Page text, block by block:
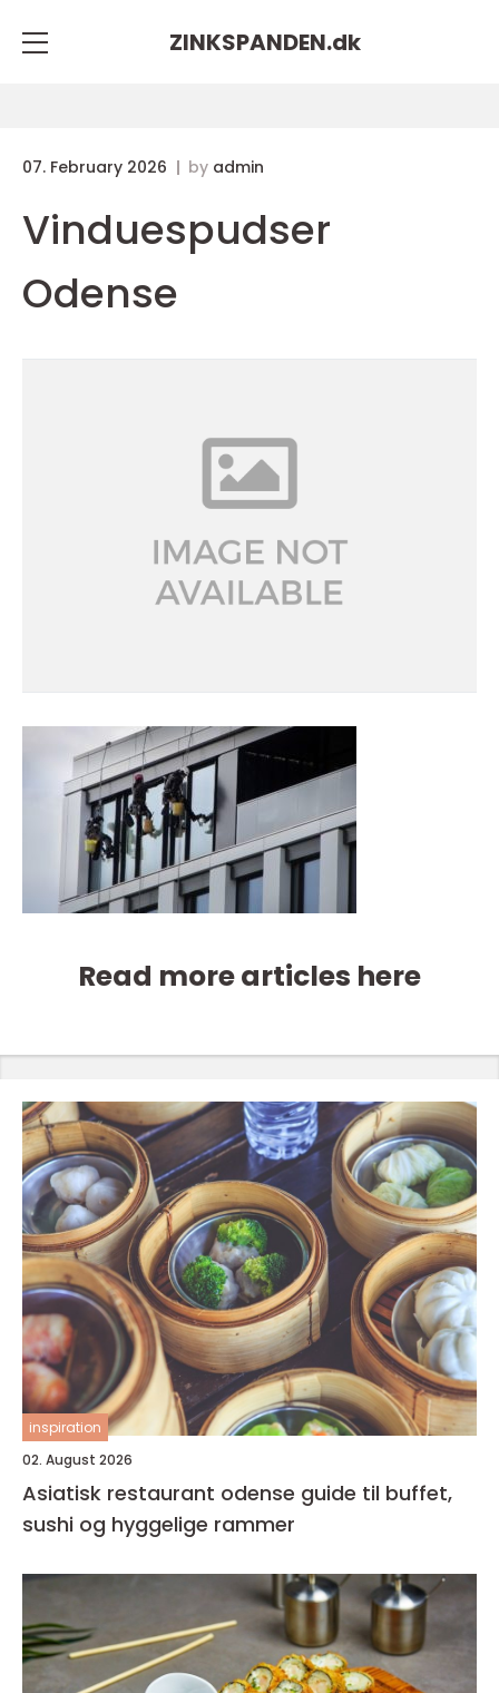
ZINKSPANDEN.dk
07. February 2026 by admin
Vinduespudser
Odense
Read more articles here
inspiration
02. August 2026
Asiatisk restaurant odense guide til buffet,
sushi og hyggelige rammer